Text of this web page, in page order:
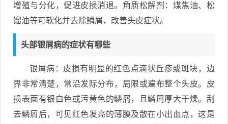
增殖与分化，促进皮损消退。角质松解剂：煤焦油、松
馏油等可软化并去除鳞屑，改善头皮症状。
头部银屑病的症状有哪些
银屑病：皮损有明显的红色点滴状丘疹或斑块，边
界非常清楚，常沿发际分布，局限或遍布整个头皮。皮
损表面有银白色或污黄色的鳞屑，且鳞屑厚大干燥。刮
去鳞屑后，可见红色发亮的薄膜及散在小出血点，这是